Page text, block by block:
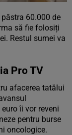
60.000 de
să fie folosiți
Restul sumei va
Pro TV
afacerea tatălui
îi vor reveni
pentru burse
oncologice.